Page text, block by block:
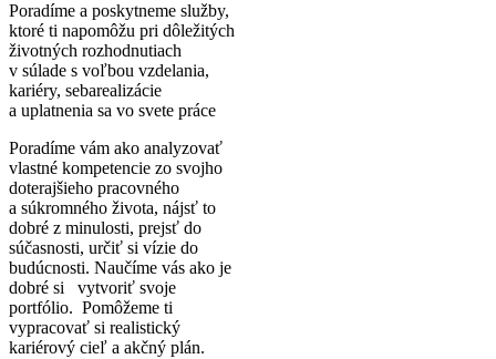
Poradíme a poskytneme služby,
ktoré ti napomôžu pri dôležitých
životných rozhodnutiach
v súlade s voľbou vzdelania,
kariéry, sebarealizácie
a uplatnenia sa vo svete práce
Poradíme vám ako analyzovať
vlastné kompetencie zo svojho
doterajšieho pracovného
a súkromného života, nájsť to
dobré z minulosti, prejsť do
súčasnosti, určiť si vízie do
budúcnosti. Naučíme vás ako je
dobré si vytvoriť svoje
portfólio. Pomôžeme ti
vypracovať si realistický
kariérový cieľ a akčný plán.